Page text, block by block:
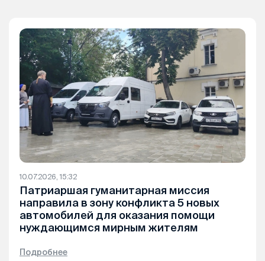
10.07.2026, 15:32
Патриаршая гуманитарная миссия
направила в зону конфликта 5 новых
автомобилей для оказания помощи
нуждающимся мирным жителям
Подробнее